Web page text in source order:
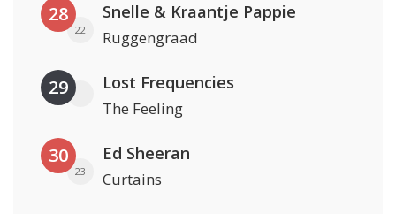
28
22
Snelle & Kraantje Pappie
Ruggengraad
29 Lost Frequencies
The Feeling
30
23
Ed Sheeran
Curtains